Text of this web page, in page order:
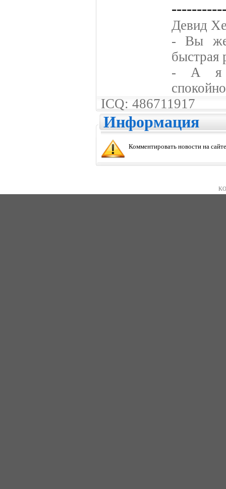
Девид
- Вы же
быстрая
- А я
ICQ: 486711917
Информация
Комментировать новости на